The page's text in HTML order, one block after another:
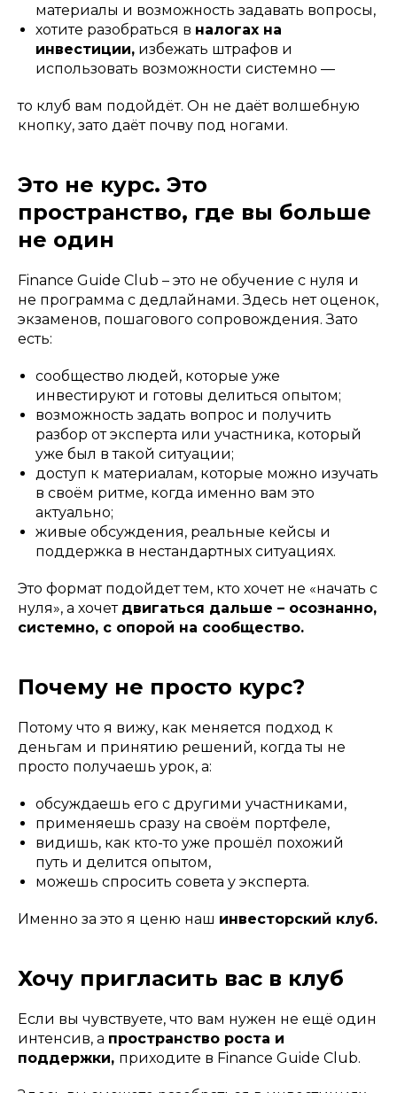
материалы и возможность задавать вопросы,
хотите разобраться в налогах на
инвестиции, избежать штрафов и
использовать возможности системно —
то клуб вам подойдёт. Он не даёт волшебную
кнопку, зато даёт почву под ногами.
Это не курс. Это
пространство, где вы больше
не один
Finance Guide Club – это не обучение с нуля и
не программа с дедлайнами. Здесь нет оценок,
экзаменов, пошагового сопровождения. Зато
есть:
сообщество людей, которые уже
инвестируют и готовы делиться опытом;
возможность задать вопрос и получить
разбор от эксперта или участника, который
уже был в такой ситуации;
доступ к материалам, которые можно изучать
в своём ритме, когда именно вам это
актуально;
живые обсуждения, реальные кейсы и
поддержка в нестандартных ситуациях.
Это формат подойдет тем, кто хочет не «начать с
нуля», а хочет двигаться дальше – осознанно,
системно, с опорой на сообщество.
Почему не просто курс?
Потому что я вижу, как меняется подход к
деньгам и принятию решений, когда ты не
просто получаешь урок, а:
обсуждаешь его с другими участниками,
применяешь сразу на своём портфеле,
видишь, как кто-то уже прошёл похожий
путь и делится опытом,
можешь спросить совета у эксперта.
Именно за это я ценю наш инвесторский клуб.
Хочу пригласить вас в клуб
Если вы чувствуете, что вам нужен не ещё один
интенсив, а пространство роста и
поддержки, приходите в Finance Guide Club.